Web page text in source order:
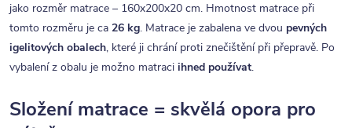
jako rozměr matrace – 160x200x20 cm. Hmotnost matrace při
tomto rozměru je ca 26 kg. Matrace je zabalena ve dvou pevných
igelitových obalech, které ji chrání proti znečištění při přepravě. Po
vybalení z obalu je možno matraci ihned používat.
Složení matrace = skvělá opora pro